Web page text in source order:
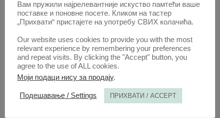
РИМУ
АУТОР /
[Правни факултет у Београду]
ОБЈАВЉЕНО:1985, ГОДИНА ИЗЛАЖЕЊА: 33
ОТВОРИТЕ ЋИР
Вам пружили најрелевантније искуство памтећи ваше
поставке и поновне посете. Кликом на тастер
„Прихвати“ пристајете на употребу СВИХ колачића.
Our website uses cookies to provide you with the most
relevant experience by remembering your preferences
and repeat visits. By clicking the "Accept" button, you
agree to the use of ALL cookies.
Моји подаци нису за продају.
Подешавање / Settings ПРИХВАТИ / ACCEPT